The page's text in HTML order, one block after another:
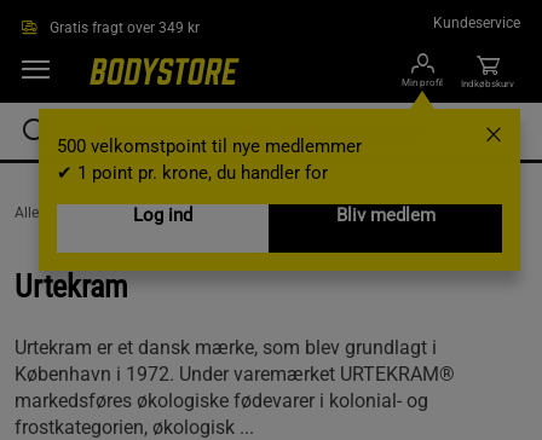
Gratis fragt over 349 kr Kundeservice
Min profil
500 velkomstpoint til nye medlemmer
✔ 1 point pr. krone, du handler for
Log ind
Bliv medlem
Indkøbskurv
AlleVaremærker / Urtekram
Urtekram
Urtekram er et dansk mærke, som blev grundlagt i
København i 1972. Under varemærket URTEKRAM®
markedsføres økologiske fødevarer i kolonial- og
frostkategorien, økologisk ...